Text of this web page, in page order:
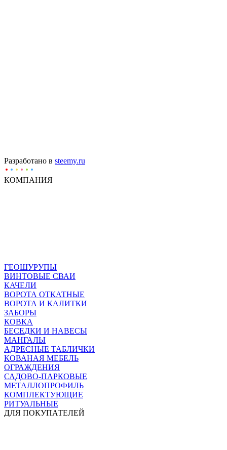
Разработано в steemy.ru
КОМПАНИЯ
ГЕОШУРУПЫ
ВИНТОВЫЕ СВАИ
КАЧЕЛИ
ВОРОТА ОТКАТНЫЕ
ВОРОТА И КАЛИТКИ
ЗАБОРЫ
КОВКА
БЕСЕДКИ И НАВЕСЫ
МАНГАЛЫ
АДРЕСНЫЕ ТАБЛИЧКИ
КОВАНАЯ МЕБЕЛЬ
ОГРАЖДЕНИЯ
САДОВО-ПАРКОВЫЕ
МЕТАЛЛОПРОФИЛЬ
КОМПЛЕКТУЮЩИЕ
РИТУАЛЬНЫЕ
ДЛЯ ПОКУПАТЕЛЕЙ